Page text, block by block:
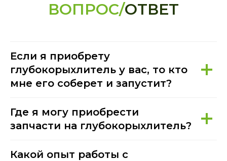
ВОПРОС/ОТВЕТ
Если я приобрету
глубокорыхлитель у вас, то кто
мне его соберет и запустит?
Где я могу приобрести
запчасти на глубокорыхлитель?
Какой опыт работы с